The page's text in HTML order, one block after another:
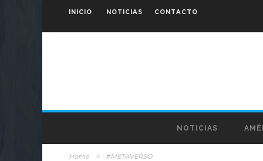
INICIO NOTICIAS CONTACTO
NOTICIAS
Home > #METAVERSO